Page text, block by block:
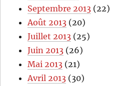
Septembre 2013 (22)
Août 2013 (20)
Juillet 2013 (25)
Juin 2013 (26)
Mai 2013 (21)
Avril 2013 (30)